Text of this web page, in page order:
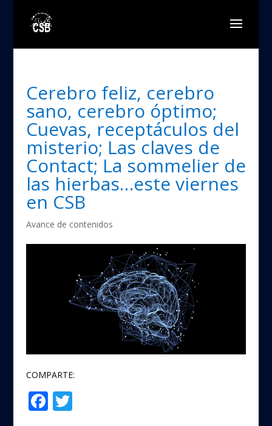
Cerebro feliz, cerebro
sano, cerebro óptimo;
Cuevas, receptáculos del
misterio; Las claves de
Contact; La sommelier de
las hierbas…este viernes
en CSB
Avance de contenidos
COMPARTE:
F T